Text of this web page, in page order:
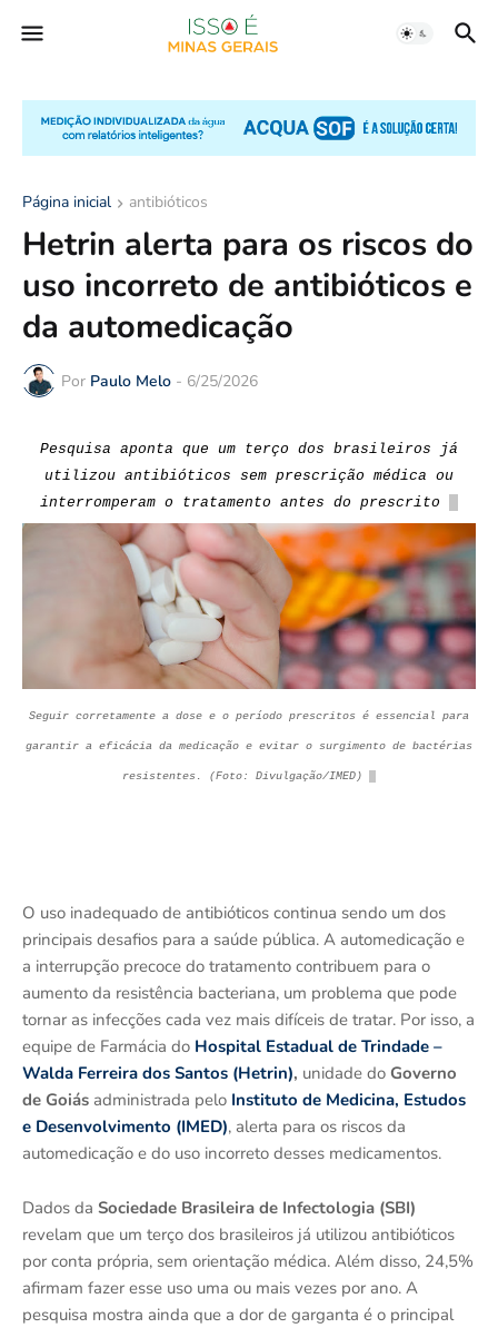
Página inicial antibióticos
Hetrin alerta para os riscos do
uso incorreto de antibióticos e
da automedicação
Por Paulo Melo - 6/25/2026
Pesquisa aponta que um terço dos brasileiros já
utilizou antibióticos sem prescrição médica ou
interromperam o tratamento antes do prescrito
Seguir corretamente a dose e o período prescritos é essencial para
garantir a eficácia da medicação e evitar o surgimento de bactérias
resistentes. (Foto: Divulgação/IMED)
O uso inadequado de antibióticos continua sendo um dos
principais desafios para a saúde pública. A automedicação e
a interrupção precoce do tratamento contribuem para o
aumento da resistência bacteriana, um problema que pode
tornar as infecções cada vez mais difíceis de tratar. Por isso, a
equipe de Farmácia do Hospital Estadual de Trindade –
Walda Ferreira dos Santos (Hetrin), unidade do Governo
de Goiás administrada pelo Instituto de Medicina, Estudos
e Desenvolvimento (IMED), alerta para os riscos da
automedicação e do uso incorreto desses medicamentos.
Dados da Sociedade Brasileira de Infectologia (SBI)
revelam que um terço dos brasileiros já utilizou antibióticos
por conta própria, sem orientação médica. Além disso, 24,5%
afirmam fazer esse uso uma ou mais vezes por ano. A
pesquisa mostra ainda que a dor de garganta é o principal